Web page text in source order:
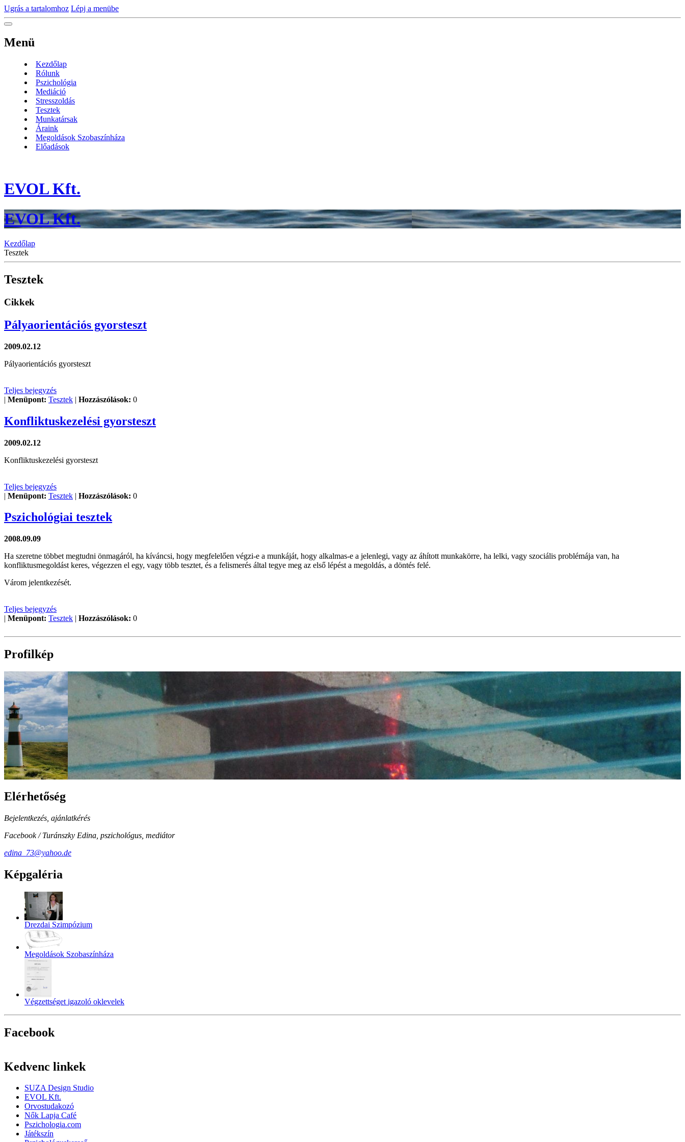
Ugrás a tartalomhoz Lépj a menübe
Menü
Kezdőlap
Rólunk
Pszichológia
Mediáció
Stresszoldás
Tesztek
Munkatársak
Áraink
Megoldások Szobaszínháza
Előadások
EVOL Kft.
EVOL Kft.
Kezdőlap
Tesztek
Tesztek
Cikkek
Pályaorientációs gyorsteszt
2009.02.12
Pályaorientációs gyorsteszt
Teljes bejegyzés
| Menüpont: Tesztek | Hozzászólások: 0
Konfliktuskezelési gyorsteszt
2009.02.12
Konfliktuskezelési gyorsteszt
Teljes bejegyzés
| Menüpont: Tesztek | Hozzászólások: 0
Pszichológiai tesztek
2008.09.09
Ha szeretne többet megtudni önmagáról, ha kíváncsi, hogy megfelelően végzi-e a munkáját, hogy alkalmas-e a jelenlegi, vagy az áhított munkakörre, ha lelki, vagy szociális problémája van, ha
konfliktusmegoldást keres, végezzen el egy, vagy több tesztet, és a felismerés által tegye meg az első lépést a megoldás, a döntés felé.
Várom jelentkezését.
Teljes bejegyzés
| Menüpont: Tesztek | Hozzászólások: 0
Profilkép
Elérhetőség
Bejelentkezés, ajánlatkérés
Facebook / Turánszky Edina, pszichológus, mediátor
edina_73@yahoo.de
Képgaléria
Drezdai Szimpózium
Megoldások Szobaszínháza
Végzettséget igazoló oklevelek
Facebook
Kedvenc linkek
SUZA Design Studio
EVOL Kft.
Orvostudakozó
Nők Lapja Café
Pszichologia.com
Játékszín